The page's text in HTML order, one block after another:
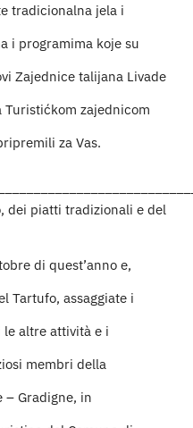
tradicionalna jela i
i programima koje su
Zajednice talijana Livade
zajednicom
za Vas.
dei piatti tradizionali e del
di quest’anno e,
Tartufo, assaggiate i
altre attività e i
membri della
– Gradigne, in